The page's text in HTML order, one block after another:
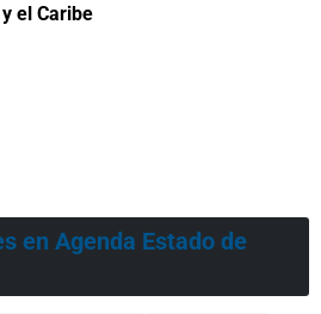
el Caribe
en Agenda Estado de